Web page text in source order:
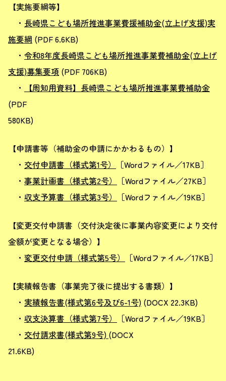
【実施要綱等】
・ 長崎県こども場所推進事業費援補助金(立上げ支援)実
施要綱 (PDF 6.6KB)
・ 令和8年度長崎県こども場所推進事業費補助金(立上げ
支援)募集要項 (PDF 706KB)
・
【周知用資料】長崎県こども場所推進事業費補助金
(PDF
【申請書等（補助金の申請にかかわるもの）】
・ 交付申請書（様式第1号）
［Wordファイル／17KB］
・ 事業計画書（様式第2号）
［Wordファイル／27KB］
・ 収支予算書（様式第3号） ［Wordファイル／19KB］
【変更交付申請書（交付決定後に事業内容変更により交付
金額が変更となる場合）】
・ 変更交付申請（様式第5号） ［Wordファイル／17KB］
【実績報告書（事業完了後に提出する書類）】
・ 実績報告書(様式第6号及び6-1号) (DOCX 22.3KB)
・ 収支決算書（様式第7号）
［Wordファイル／19KB］
・ 交付請求書(様式第9号) (DOCX
21.6KB)